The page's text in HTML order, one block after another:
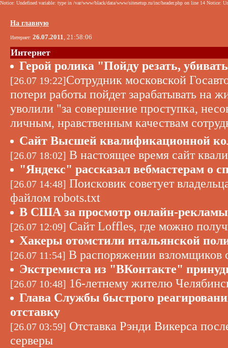
Notice: Undefined variable: type in /var/www/black/data/www/sitesetup.ru/inc/header.php on line 14 Notice:
На главную
Интернет: 26.07.2011, 21:58:06
Интернет
Герой ролика "Пойду резать,
[26.07 19:22]Сотрудник московской
потери работы пойдет зарабатывать на
уволили "за совершение проступка,
личным, нравственным качествам
Сайт Высшей квалификационной
[26.07 18:02] В настоящее время сайт
"Яндекс" рассказал вебмастерам о
[26.07 14:48] Поисковик советует
файлом robots.txt
В США за просмотр онлайн-рекламы
[26.07 12:09] Сайт Loffles, где можно
Хакеры отомстили итальянской
[26.07 11:54] В распоряжении взломщиков
Экстремиста из "ВКонтакте"
[26.07 10:48] 16-летнему жителю
Глава Службы быстрого
отставку
[26.07 03:59] Отставка Рэнди Викерса
серверы